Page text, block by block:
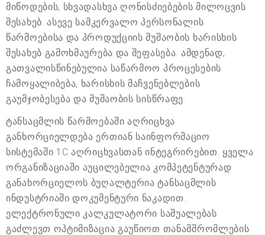
მიწოდების, სხვადასხვა ღონისძიებების მილოცვის
შესახებ. ასევე სამკერვალო პერსონალის
წარმოებისა და პროდუქციის მუშაობის ხარისხის
შესახებ გამოხმაურება და შეფასება. ამდენად,
გათვალისწინებულია საწარმოო პროცესების
ჩამოყალიბება, ხარისხის მაჩვენებლების
გაუმჯობესება და მუშაობის სისწრაფე.
ტანსაცმლის წარმოებაში აღრიცხვა
განხორციელდება ერთიან საინფორმაციო
სისტემაში 1C აღრიცხვასთან ინტეგრირებით. ყველა
ორგანიზაციაში აუცილებელია კომპეტენტურად
განახორციელოს ბუღალტერია ტანსაცმლის
ინდუსტრიაში დოკუმენტური ნაკადით.
ელექტრონული კალკულატორი საშუალებას
გაძლევთ ოპტიმიზაცია გაუწიოთ თანამშრომლების